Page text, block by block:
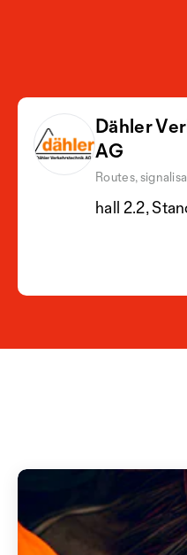
Dähler
AG
Routes,
hall 2.2,